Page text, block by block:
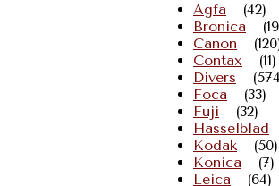
Agfa
(42)
Bronica
Canon
Contax
(11)
Divers
Foca
(33)
Fuji
(32)
Hasselblad
Kodak
(50)
Konica
(7)
Leica
(64)